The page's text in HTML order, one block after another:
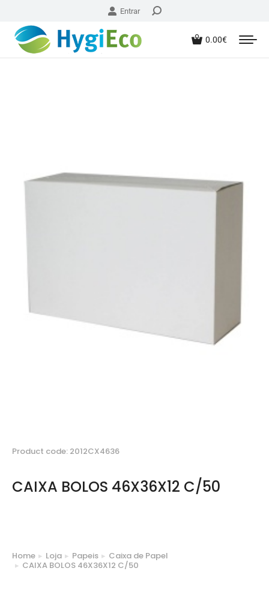
Entrar
0.00€
Product code: 2012CX4636
CAIXA BOLOS 46X36X12 C/50
You are here:
Home Loja Papeis
Caixa de Papel
CAIXA BOLOS 46X36X12 C/50